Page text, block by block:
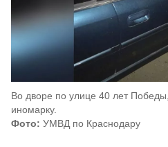
Во дворе по улице 40 лет
иномарку.
Фото: УМВД по Краснодару